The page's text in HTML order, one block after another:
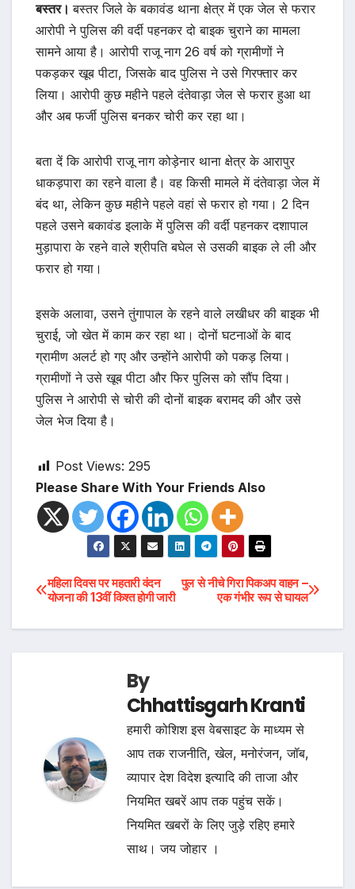
बस्तर।बस्तर जिले के बकावंड थाना क्षेत्र में एक जेल से फरार
आरोपी ने पुलिस की वर्दी पहनकर दो बाइक चुराने का मामला
सामने आया है। आरोपी राजू नाग 26 वर्ष को ग्रामीणों ने
पकड़कर खूब पीटा, जिसके बाद पुलिस ने उसे गिरफ्तार कर
लिया। आरोपी कुछ महीने पहले दंतेवाड़ा जेल से फरार हुआ था
और अब फर्जी पुलिस बनकर चोरी कर रहा था।
बता दें कि आरोपी राजू नाग कोड़ेनार थाना क्षेत्र के आरापुर
धाकड़पारा का रहने वाला है। वह किसी मामले में दंतेवाड़ा जेल में
बंद था, लेकिन कुछ महीने पहले वहां से फरार हो गया। 2 दिन
पहले उसने बकावंड इलाके में पुलिस की वर्दी पहनकर दशापाल
मुड़ापारा के रहने वाले श्रीपति बघेल से उसकी बाइक ले ली और
फरार हो गया।
इसके अलावा, उसने तुंगापाल के रहने वाले लखीधर की बाइक भी
चुराई, जो खेत में काम कर रहा था। दोनों घटनाओं के बाद
ग्रामीण अलर्ट हो गए और उन्होंने आरोपी को पकड़ लिया।
ग्रामीणों ने उसे खूब पीटा और फिर पुलिस को सौंप दिया।
पुलिस ने आरोपी से चोरी की दोनों बाइक बरामद की और उसे
जेल भेज दिया है।
Post Views: 295
Please Share With Your Friends Also
Post
navigation
पुल से नीचे गिरा पिकअप वाहन –
एक गंभीर रूप से घायल
महिला दिवस पर महतारी वंदन
योजना की 13वीं किश्त होगी जारी
By
Chhattisgarh Kranti
हमारी कोशिश इस वेबसाइट के माध्यम से
आप तक राजनीति, खेल, मनोरंजन, जॉब,
व्यापार देश विदेश इत्यादि की ताजा और
नियमित खबरें आप तक पहुंच सकें।
नियमित खबरों के लिए जुड़े रहिए हमारे
साथ। जय जोहार ।